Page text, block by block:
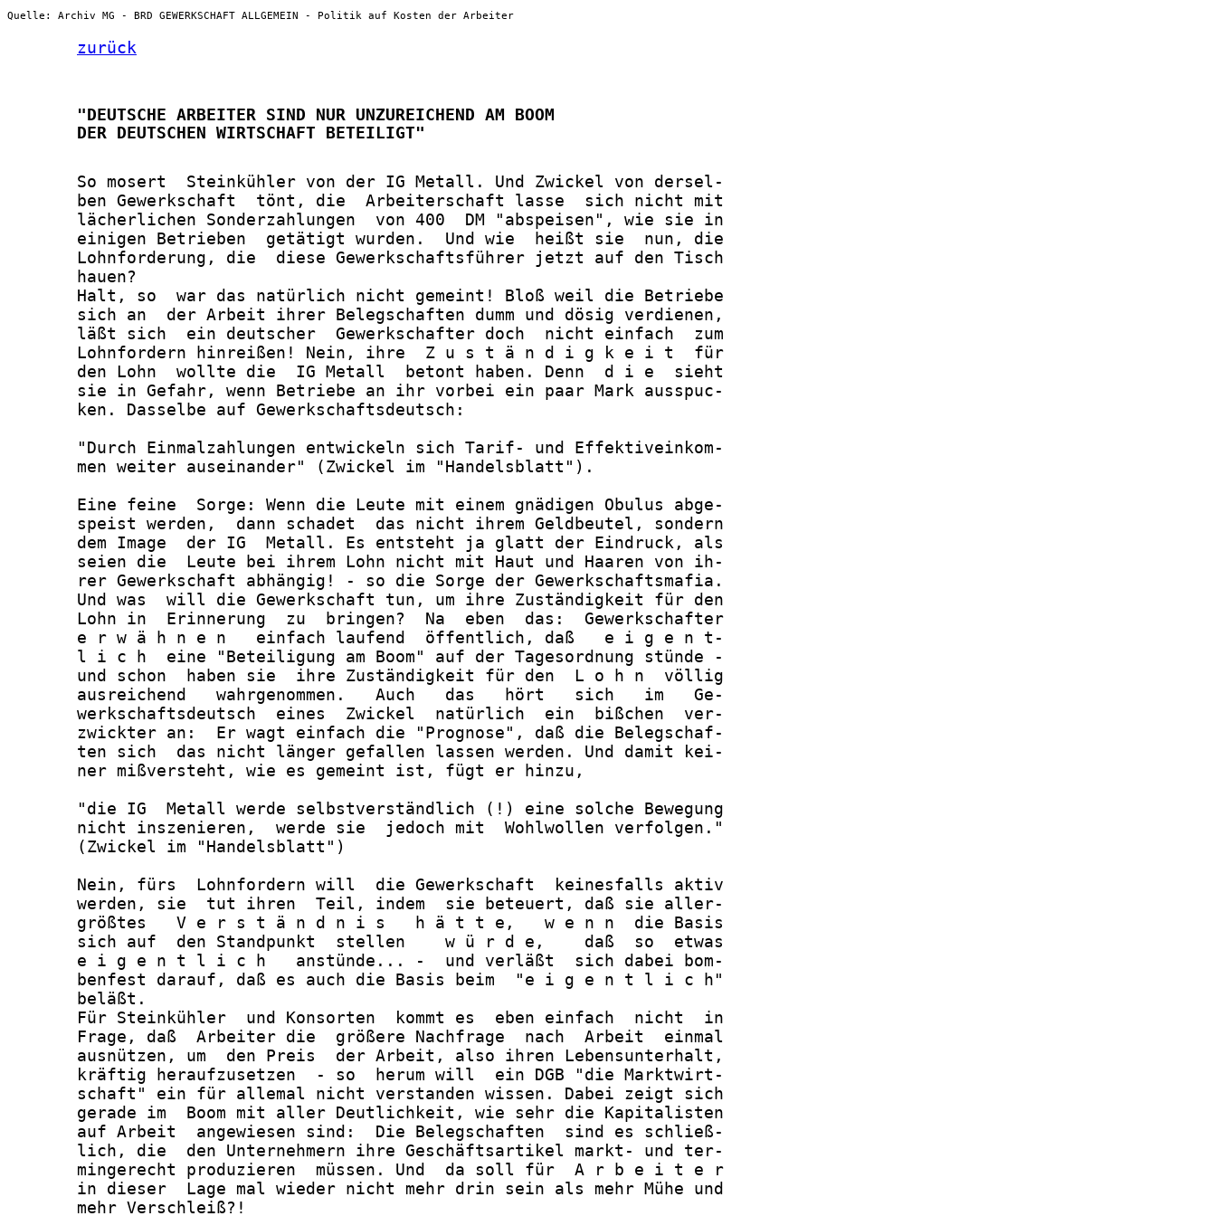
Quelle: Archiv MG - BRD GEWERKSCHAFT ALLGEMEIN - Politik auf Kosten der Arbeiter
zurück
       "DEUTSCHE ARBEITER SIND NUR UNZUREICHEND AM BOOM
       DER DEUTSCHEN WIRTSCHAFT BETEILIGT"
       So mosert  Steinkühler von der IG Metall. Und Zwickel von dersel-
       ben Gewerkschaft  tönt, die  Arbeiterschaft lasse  sich nicht mit
       lächerlichen Sonderzahlungen  von 400  DM "abspeisen", wie sie in
       einigen Betrieben  getätigt wurden.  Und wie  heißt sie  nun, die
       Lohnforderung, die  diese Gewerkschaftsführer jetzt auf den Tisch
       hauen?
       Halt, so  war das natürlich nicht gemeint! Bloß weil die Betriebe
       sich an  der Arbeit ihrer Belegschaften dumm und dösig verdienen,
       läßt sich  ein deutscher  Gewerkschafter doch  nicht einfach  zum
       Lohnfordern hinreißen! Nein, ihre  Z u s t ä n d i g k e i t  für
       den Lohn  wollte die  IG Metall  betont haben. Denn  d i e  sieht
       sie in Gefahr, wenn Betriebe an ihr vorbei ein paar Mark ausspuc-
       ken. Dasselbe auf Gewerkschaftsdeutsch:
       "Durch Einmalzahlungen entwickeln sich Tarif- und Effektiveinkom-
       men weiter auseinander" (Zwickel im "Handelsblatt").
       Eine feine  Sorge: Wenn die Leute mit einem gnädigen Obulus abge-
       speist werden,  dann schadet  das nicht ihrem Geldbeutel, sondern
       dem Image  der IG  Metall. Es entsteht ja glatt der Eindruck, als
       seien die  Leute bei ihrem Lohn nicht mit Haut und Haaren von ih-
       rer Gewerkschaft abhängig! - so die Sorge der Gewerkschaftsmafia.
       Und was  will die Gewerkschaft tun, um ihre Zuständigkeit für den
       Lohn in  Erinnerung  zu  bringen?  Na  eben  das:  Gewerkschafter
       e r w ä h n e n   einfach laufend  öffentlich, daß   e i g e n t-
       l i c h  eine "Beteiligung am Boom" auf der Tagesordnung stünde -
       und schon  haben sie  ihre Zuständigkeit für den  L o h n  völlig
       ausreichend   wahrgenommen.   Auch   das   hört   sich   im   Ge-
       werkschaftsdeutsch  eines  Zwickel  natürlich  ein  bißchen  ver-
       zwickter an:  Er wagt einfach die "Prognose", daß die Belegschaf-
       ten sich  das nicht länger gefallen lassen werden. Und damit kei-
       ner mißversteht, wie es gemeint ist, fügt er hinzu,
       "die IG  Metall werde selbstverständlich (!) eine solche Bewegung
       nicht inszenieren,  werde sie  jedoch mit  Wohlwollen verfolgen."
       (Zwickel im "Handelsblatt")
       Nein, fürs  Lohnfordern will  die Gewerkschaft  keinesfalls aktiv
       werden, sie  tut ihren  Teil, indem  sie beteuert, daß sie aller-
       größtes   V e r s t ä n d n i s   h ä t t e,   w e n n  die Basis
       sich auf  den Standpunkt  stellen    w ü r d e,    daß  so  etwas
       e i g e n t l i c h   anstünde... -  und verläßt  sich dabei bom-
       benfest darauf, daß es auch die Basis beim  "e i g e n t l i c h"
       beläßt.
       Für Steinkühler  und Konsorten  kommt es  eben einfach  nicht  in
       Frage, daß  Arbeiter die  größere Nachfrage  nach  Arbeit  einmal
       ausnützen, um  den Preis  der Arbeit, also ihren Lebensunterhalt,
       kräftig heraufzusetzen  - so  herum will  ein DGB "die Marktwirt-
       schaft" ein für allemal nicht verstanden wissen. Dabei zeigt sich
       gerade im  Boom mit aller Deutlichkeit, wie sehr die Kapitalisten
       auf Arbeit  angewiesen sind:  Die Belegschaften  sind es schließ-
       lich, die  den Unternehmern ihre Geschäftsartikel markt- und ter-
       mingerecht produzieren  müssen. Und  da soll für  A r b e i t e r
       in dieser  Lage mal wieder nicht mehr drin sein als mehr Mühe und
       mehr Verschleiß?!